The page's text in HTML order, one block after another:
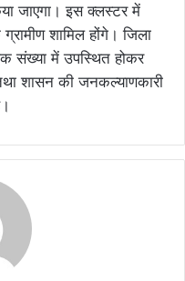
जाएगा। इस क्लस्टर में
शामिल होंगे। जिला
संख्या में उपस्थित होकर
शासन की जनकल्याणकारी